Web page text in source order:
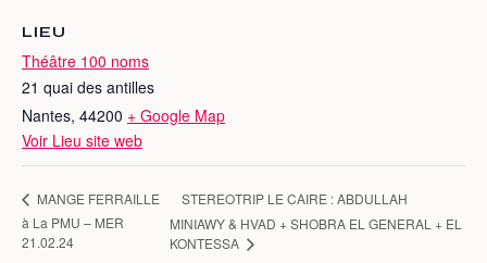
LIEU
Théâtre 100 noms
21 quai des antilles
Nantes, 44200 + Google Map
Voir Lieu site web
MANGE FERRAILLE
à La PMU – MER
21.02.24
STEREOTRIP LE CAIRE : ABDULLAH
MINIAWY & HVAD + SHOBRA EL GENERAL + EL
KONTESSA